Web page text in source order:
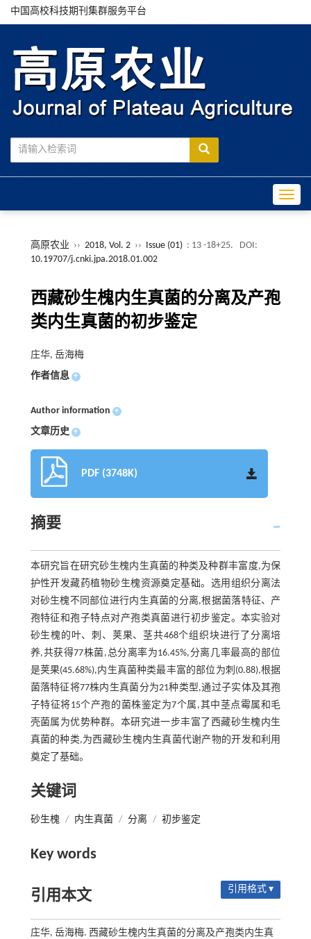
中国高校科技期刊集群服务平台
高原农业 ›› 2018, Vol. 2 ›› Issue (01) : 13 -18+25.
DOI:
10.19707/j.cnki.jpa.2018.01.002
西藏砂生槐内生真菌的分离及产孢
类内生真菌的初步鉴定
庄华, 岳海梅
作者信息 +
Author information +
文章历史 +
PDF (3748K)
摘要
本研究旨在研究砂生槐内生真菌的种类及种群丰富度,为保
护性开发藏药植物砂生槐资源奠定基础。选用组织分离法
对砂生槐不同部位进行内生真菌的分离,根据菌落特征、产
孢特征和孢子特点对产孢类真菌进行初步鉴定。本实验对
砂生槐的叶、刺、荚果、茎共468个组织块进行了分离培
养,共获得77株菌,总分离率为16.45%,分离几率最高的部位
是荚果(45.68%),内生真菌种类最丰富的部位为刺(0.88),根据
菌落特征将77株内生真菌分为21种类型,通过子实体及其孢
子特征将15个产孢的菌株鉴定为7个属,其中茎点霉属和毛
壳菌属为优势种群。本研究进一步丰富了西藏砂生槐内生
真菌的种类,为西藏砂生槐内生真菌代谢产物的开发和利用
奠定了基础。
关键词
砂生槐 / 内生真菌 / 分离 / 初步鉴定
Key words
引用本文 引用格式 ▾
庄华, 岳海梅. 西藏砂生槐内生真菌的分离及产孢类内生真